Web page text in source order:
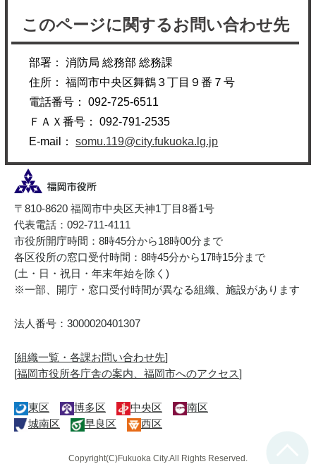
このページに関するお問い合わせ先
部署： 消防局 総務部 総務課
住所： 福岡市中央区舞鶴３丁目９番７号
電話番号： 092-725-6511
ＦＡＸ番号： 092-791-2535
E-mail：somu.119@city.fukuoka.lg.jp
〒810-8620 福岡市中央区天神1丁目8番1号
代表電話：092-711-4111
市役所開庁時間：8時45分から18時00分まで
各区役所の窓口受付時間：8時45分から17時15分まで
(土・日・祝日・年末年始を除く)
※一部、開庁・窓口受付時間が異なる組織、施設があります
法人番号：3000020401307
[組織一覧・各課お問い合わせ先]
[福岡市役所各庁舎の案内、福岡市へのアクセス]
東区 博多区 中央区
南区
城南区
早良区 西区
Copyright(C)Fukuoka City.All Rights Reserved.